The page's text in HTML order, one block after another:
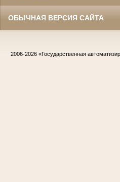
ОБЫЧНАЯ ВЕРСИЯ САЙТА
2006-2026 «Государственная